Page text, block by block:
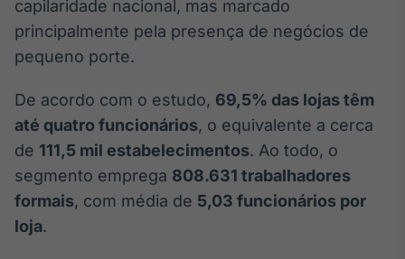
Ticker
Cotações e
Broadcast
Widgets
Componentes
para conteúdos e
funcionalidades
capilaridade nacional, mas marcado
principalmente pela presença de negócios de
pequeno porte.
De acordo com o estudo, 69,5% das lojas têm
até quatro funcionários, o equivalente a cerca
de 111,5 mil estabelecimentos. Ao todo, o
segmento emprega 808.631 trabalhadores
formais, com média de 5,03 funcionários por
loja.